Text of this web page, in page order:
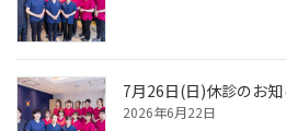
7月26日(日)休診のお知
2026年6月22日